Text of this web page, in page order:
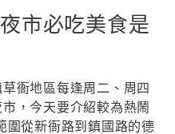
市必吃美食是
衙地區每逢周二、周四
，今天要介紹較為熱鬧
圍從新衙路到鎮國路的德